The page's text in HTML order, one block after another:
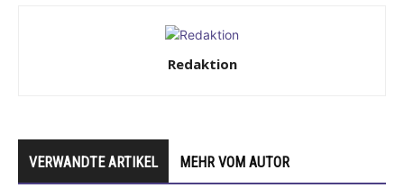
Redaktion
VERWANDTE ARTIKEL MEHR VOM AUTOR